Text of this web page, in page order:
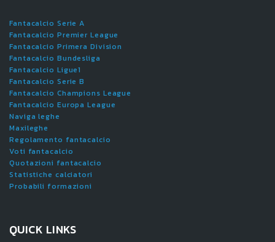
Fantacalcio Serie A
Fantacalcio Premier League
Fantacalcio Primera Division
Fantacalcio Bundesliga
Fantacalcio Ligue1
Fantacalcio Serie B
Fantacalcio Champions League
Fantacalcio Europa League
Naviga leghe
Maxileghe
Regolamento fantacalcio
Voti fantacalcio
Quotazioni fantacalcio
Statistiche calciatori
Probabili formazioni
QUICK LINKS